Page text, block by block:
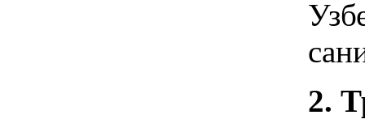
2.